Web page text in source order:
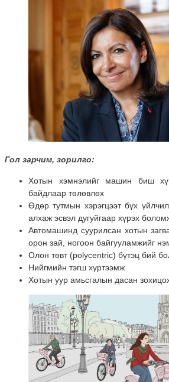
Гол зарчим, зорилго:
Хотын хэмнэлийг машин биш
байдлаар төлөвлөх
Өдөр тутмын хэрэгцээт бүх
алхаж эсвэл дугуйгаар хүрэх
Автомашинд суурилсан хотын
орон зай, ногоон байгууламжийг
Олон төвт (polycentric) бүтэц бий
Нийгмийн тэгш хүртээмж
Хотын уур амьсгалын дасан